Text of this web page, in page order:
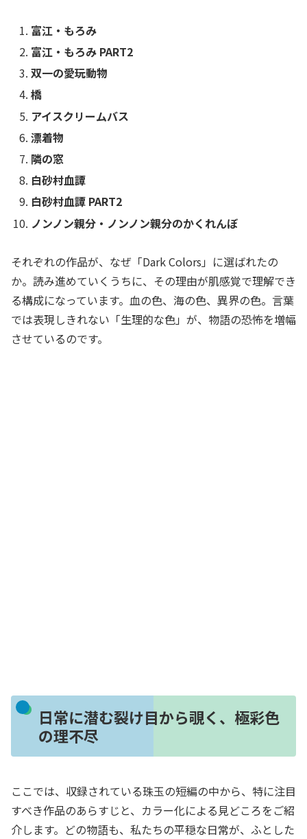
富江・もろみ
富江・もろみ PART2
双一の愛玩動物
橋
アイスクリームバス
漂着物
隣の窓
白砂村血譚
白砂村血譚 PART2
ノンノン親分・ノンノン親分のかくれんぼ
それぞれの作品が、なぜ「Dark Colors」に選ばれたの
か。読み進めていくうちに、その理由が肌感覚で理解でき
る構成になっています。血の色、海の色、異界の色。言葉
では表現しきれない「生理的な色」が、物語の恐怖を増幅
させているのです。
日常に潜む裂け目から覗く、極彩色
の理不尽
ここでは、収録されている珠玉の短編の中から、特に注目
すべき作品のあらすじと、カラー化による見どころをご紹
介します。どの物語も、私たちの平穏な日常が、ふとした